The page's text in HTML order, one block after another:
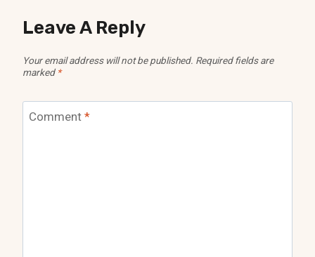
Leave A Reply
Your email address will not be published. Required fields are
marked *
Comment *